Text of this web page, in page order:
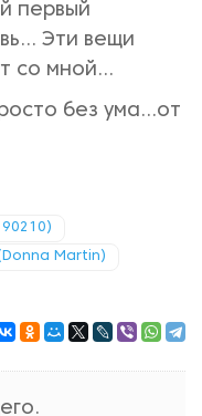
первый
Эти вещи
со мной…
без ума…от
Martin)